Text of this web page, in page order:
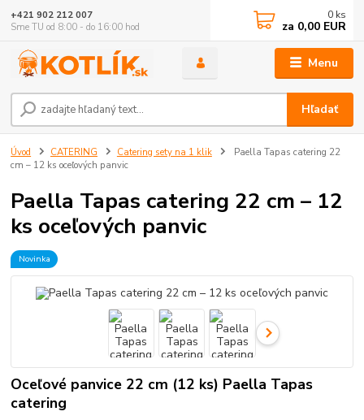
Menu
Hľadať
+421 902 212 007
Sme TU od 8:00 - do 16:00 hod
0 ks
za 0,00 EUR
Úvod CATERING Catering sety na 1 klik
Paella Tapas catering 22
cm – 12 ks oceľových panvic
Paella Tapas catering 22 cm – 12
ks oceľových panvic
Novinka
Oceľové panvice 22 cm (12 ks) Paella Tapas
catering